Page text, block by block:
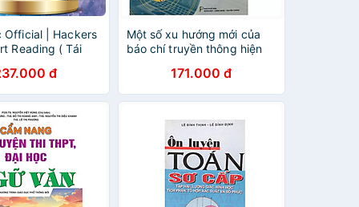
Official | Hackers
Reading ( Tái
đ
Một số xu hướng mới của
báo chí truyền thông hiện
171.000 đ